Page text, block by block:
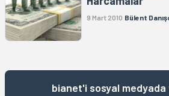
9 Mart 2010 Bülent
bianet'i sosyal